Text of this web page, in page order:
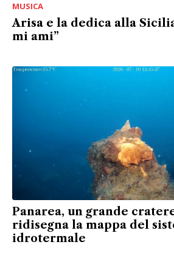
MUSICA
Arisa e la dedica alla
mi ami”
Panarea, un grande
ridisegna la mappa del
idrotermale